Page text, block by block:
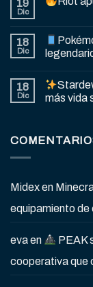
19
Dic
18
Dic
18
Dic
más vida
Midexen
equipamiento de
evaen
PEAK
cooperativa que